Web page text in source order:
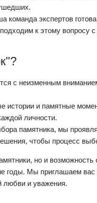
команда экспертов
к этому вопросу
с неизменным
и памятные
личности.
памятника, мы
чтобы процесс
но и
Мы приглашаем вас
любви и уважения.